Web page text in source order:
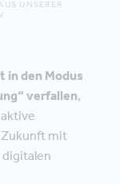
UNSERER
in den Modus
verfallen,
mit